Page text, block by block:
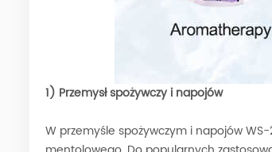
1) Przemysł spożywczy i napojów
W przemyśle spożywczym i napojów